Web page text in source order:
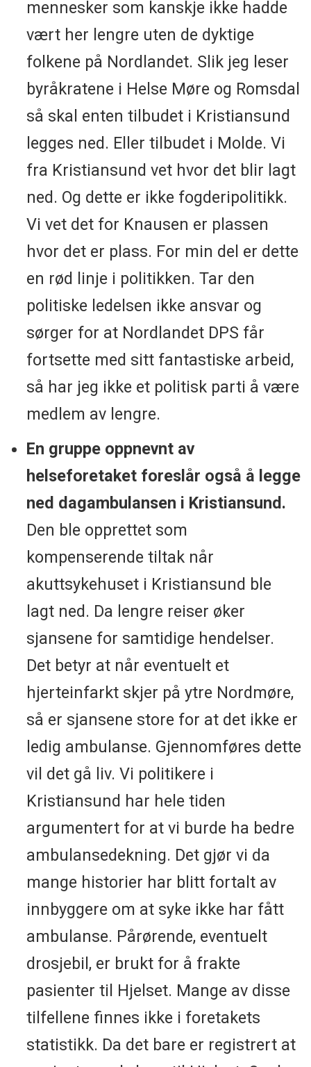
mennesker som kanskje ikke hadde
vært her lengre uten de dyktige
folkene på Nordlandet. Slik jeg leser
byråkratene i Helse Møre og Romsdal
så skal enten tilbudet i Kristiansund
legges ned. Eller tilbudet i Molde. Vi
fra Kristiansund vet hvor det blir lagt
ned. Og dette er ikke fogderipolitikk.
Vi vet det for Knausen er plassen
hvor det er plass. For min del er dette
en rød linje i politikken. Tar den
politiske ledelsen ikke ansvar og
sørger for at Nordlandet DPS får
fortsette med sitt fantastiske arbeid,
så har jeg ikke et politisk parti å være
medlem av lengre.
En gruppe oppnevnt av
helseforetaket foreslår også å legge
ned dagambulansen i Kristiansund.
Den ble opprettet som
kompenserende tiltak når
akuttsykehuset i Kristiansund ble
lagt ned. Da lengre reiser øker
sjansene for samtidige hendelser.
Det betyr at når eventuelt et
hjerteinfarkt skjer på ytre Nordmøre,
så er sjansene store for at det ikke er
ledig ambulanse. Gjennomføres dette
vil det gå liv. Vi politikere i
Kristiansund har hele tiden
argumentert for at vi burde ha bedre
ambulansedekning. Det gjør vi da
mange historier har blitt fortalt av
innbyggere om at syke ikke har fått
ambulanse. Pårørende, eventuelt
drosjebil, er brukt for å frakte
pasienter til Hjelset. Mange av disse
tilfellene finnes ikke i foretakets
statistikk. Da det bare er registrert at